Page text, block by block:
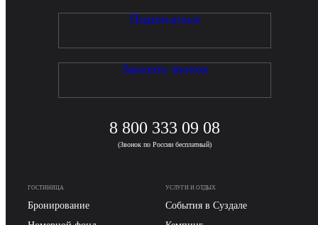
Подписаться
Заказать звонок
8 800 333 09 08
(Звонок по России бесплатный)
ГОСТИНИЦА
Бронирование
УСЛУГИ И ОТДЫХ
События в Суздале